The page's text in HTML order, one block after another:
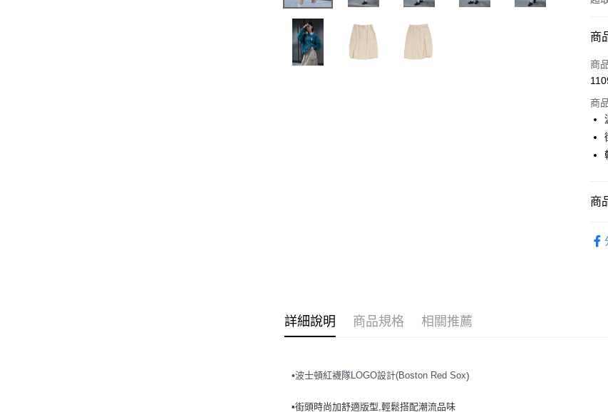
信
悠
商
商
商
商
詳細說明 商品規格 相關推薦
•波士頓紅襪隊LOGO設計(Boston Red Sox)
•街頭時尚加舒適版型,輕鬆搭配潮流品味